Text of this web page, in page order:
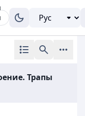
Трапы